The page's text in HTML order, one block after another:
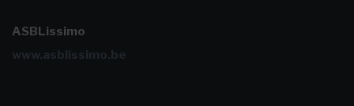
ASBLissimo
www.asblissimo.be